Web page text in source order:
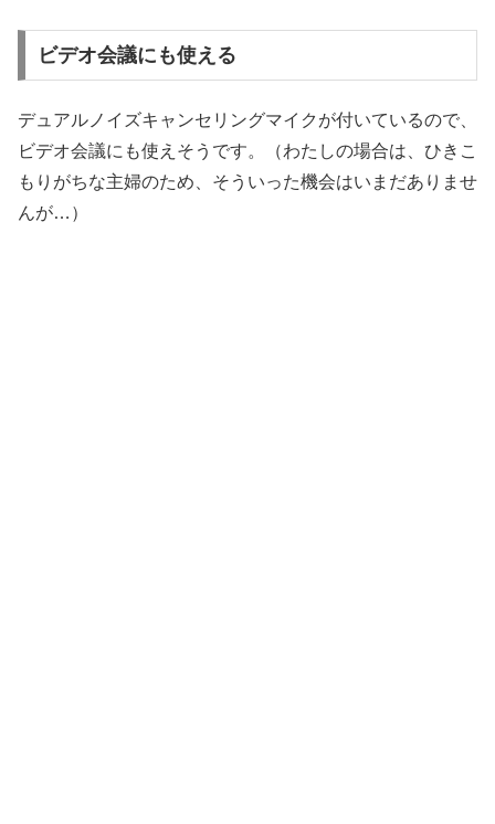
ビデオ会議にも使える
デュアルノイズキャンセリングマイクが付いているので、
ビデオ会議にも使えそうです。（わたしの場合は、ひきこ
もりがちな主婦のため、そういった機会はいまだありませ
んが…）